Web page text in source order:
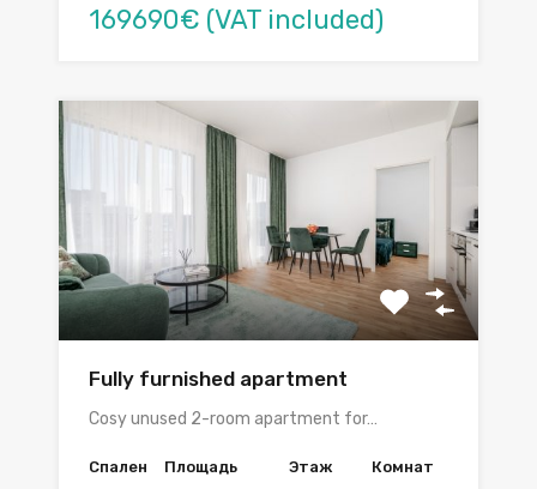
169690€ (VAT included)
Fully furnished apartment
Cosy unused 2-room apartment for…
Спален Площадь Этаж Комнат